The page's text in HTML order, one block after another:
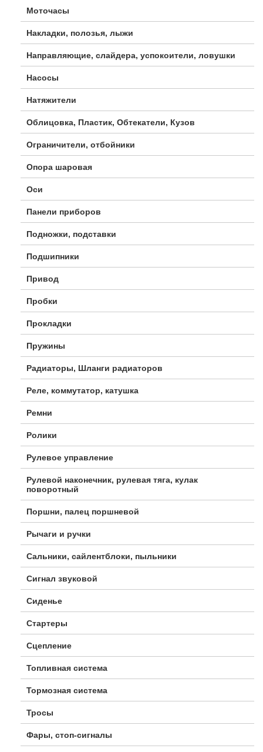
Моточасы
Накладки, полозья, лыжи
Направляющие, слайдера, успокоители, ловушки
Насосы
Натяжители
Облицовка, Пластик, Обтекатели, Кузов
Ограничители, отбойники
Опора шаровая
Оси
Панели приборов
Подножки, подставки
Подшипники
Привод
Пробки
Прокладки
Пружины
Радиаторы, Шланги радиаторов
Реле, коммутатор, катушка
Ремни
Ролики
Рулевое управление
Рулевой наконечник, рулевая тяга, кулак
поворотный
Поршни, палец поршневой
Рычаги и ручки
Сальники, сайлентблоки, пыльники
Сигнал звуковой
Сиденье
Стартеры
Сцепление
Топливная система
Тормозная система
Тросы
Фары, стоп-сигналы